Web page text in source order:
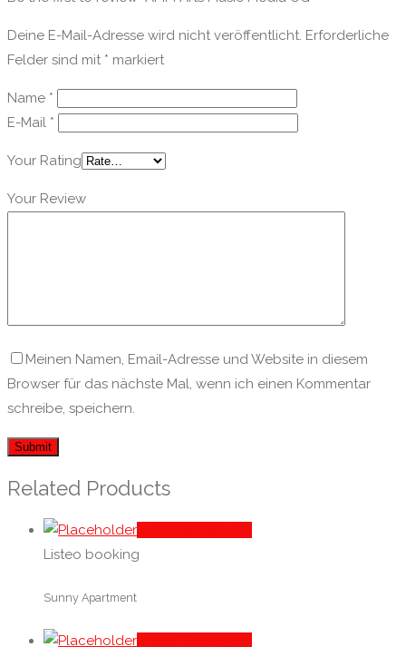
Deine E-Mail-Adresse wird nicht veröffentlicht. Erforderliche
Felder sind mit * markiert
Name *
E-Mail *
Your Rating
Your Review
Meinen Namen, Email-Adresse und Website in diesem
Browser für das nächste Mal, wenn ich einen Kommentar
schreibe, speichern.
Related Products
Listeo booking
Sunny Apartment